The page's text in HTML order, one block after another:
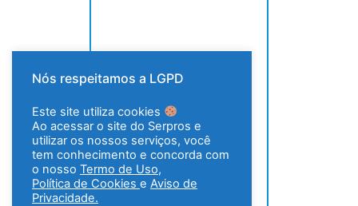
Nós respeitamos a LGPD
Este site utiliza cookies
Ao acessar o site do Serpros e
utilizar os nossos serviços, você
tem conhecimento e concorda com
o nosso Termo de Uso,
Política de Cookies e Aviso de
Privacidade.